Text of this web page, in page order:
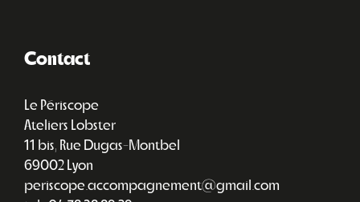
Contact
Le Périscope
Ateliers Lobster
11 bis, Rue Dugas-Montbel
69002 Lyon
periscope.accompagnement@gmail.com